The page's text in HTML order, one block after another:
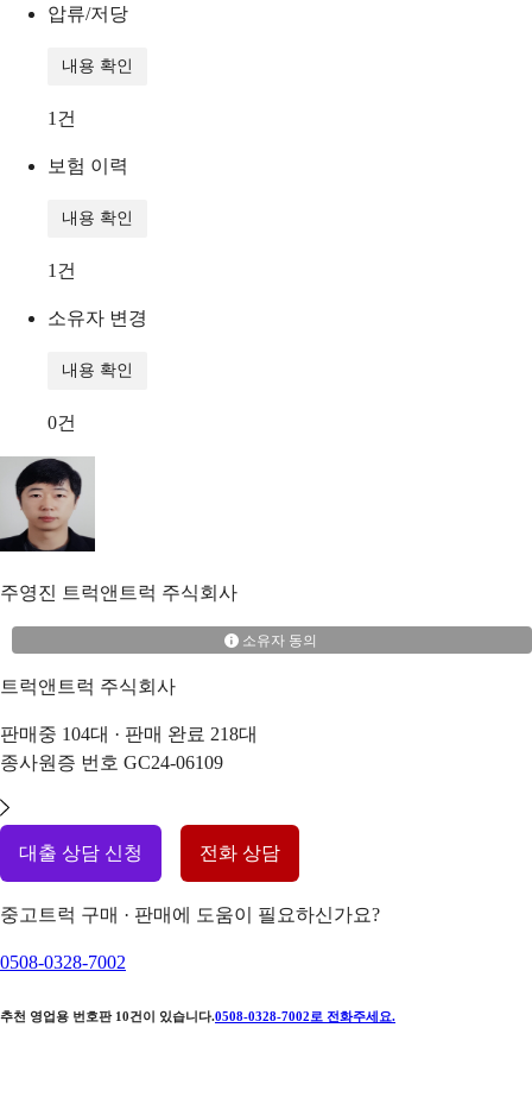
압류/저당
내용 확인
1 건
보험 이력
내용 확인
1 건
소유자 변경
내용 확인
0건
주영진 트럭앤트럭 주식회사
소유자 동의
트럭앤트럭 주식회사
판매중 104대 · 판매 완료 218대
종사원증 번호 GC24-06109
대출 상담 신청 전화 상담
중고트럭 구매 · 판매에 도움이 필요하신가요?
0508-0328-7002
추천 영업용 번호판 10건이 있습니다.0508-0328-7002 로 전화주세요.